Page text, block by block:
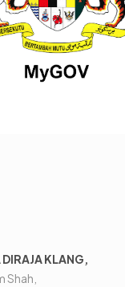
KLANG,
Shah,